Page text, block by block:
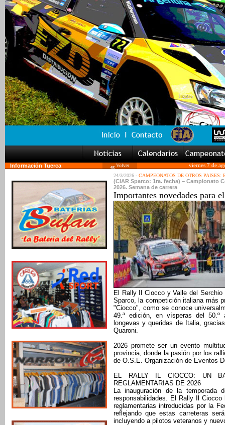
Información Tuerca Volver
viernes 7 de
24/3/2026 - CAMPEONATOS DE OTROS PAISES:
(CIAR Sparco: 1ra. fecha) – Campionato
2026. Semana de carrera
Importantes novedades para
El Rally Il Ciocco y Valle del
Sparco, la competición italiana más
"Ciocco", como se conoce
49.ª edición, en vísperas del 50.º
longevas y queridas de Italia,
Quaroni.
2026 promete ser un evento
provincia, donde la pasión por los
de O.S.E. Organización de Eventos
EL RALLY IL CIOCCO: UN
REGLAMENTARIAS DE 2026
La inauguración de la temporada
responsabilidades. El Rally Il
reglamentarias introducidas por la
reflejando que estas carreteras
incluyendo a pilotos veteranos y